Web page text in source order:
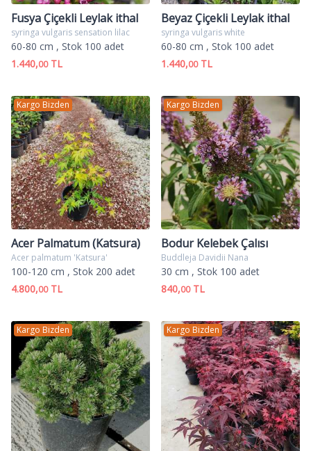
Fusya Çiçekli Leylak ithal
syringa vulgaris sensation lilac
60-80 cm , Stok 100 adet
1.440,00TL
Beyaz Çiçekli Leylak ithal
syringa vulgaris white
60-80 cm , Stok 100 adet
1.440,00TL
Kargo Bizden
Acer Palmatum (Katsura)
Acer palmatum 'Katsura'
100-120 cm , Stok 200 adet
4.800,00TL
Kargo Bizden
Bodur Kelebek Çalısı
Buddleja Davidii Nana
30 cm , Stok 100 adet
840,00TL
Kargo Bizden Kargo Bizden